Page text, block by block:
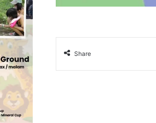
Share